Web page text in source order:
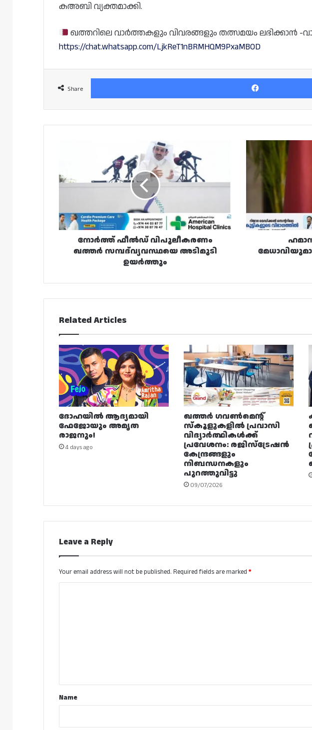
കഅബി വ്യക്തമാക്കി.
ഖത്തറിലെ വാർത്തകളും വിവരങ്ങളും തത്സമയം ലഭിക്കാൻ -
https://chat.whatsapp.com/LjkReT1nBRMHQM9PxaMBOD
Share
ഖത്തർ
നോർത്ത് ഫീൽഡ് വിപുലീകരണം
ഖത്തർ സമ്പദ്‌വ്യവസ്ഥയെ അടിമുടി
ഉയർത്തും
രാഷ്ട്രീയ
കാര്യ
മേധാവിയുമായി
കൂടിക്കാഴ്ച
നടത്തി
Related Articles
ദോഹയിൽ ആദ്യമായി
ഫേജോയും അമൃത
രാജനും!
4 days ago
ഖത്തർ ഗവൺമെന്റ്
സ്കൂളുകളിൽ പ്രവാസി
വിദ്യാർത്ഥികൾക്ക്
പ്രവേശനം: രജിസ്ട്രേഷൻ
കേന്ദ്രങ്ങളും
നിബന്ധനകളും
പുറത്തുവിട്ടു
09/07/2026
Leave a Reply
Your email address will not be published. Required fields are marked *
*Name